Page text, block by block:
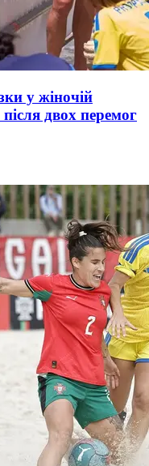
у жіночій
двох перемог